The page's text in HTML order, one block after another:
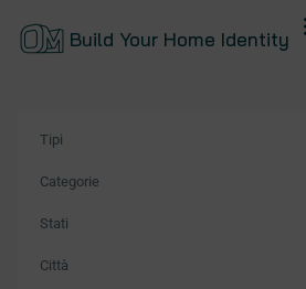
Build Your Home Identity
Tipi
Categorie
Stati
Città